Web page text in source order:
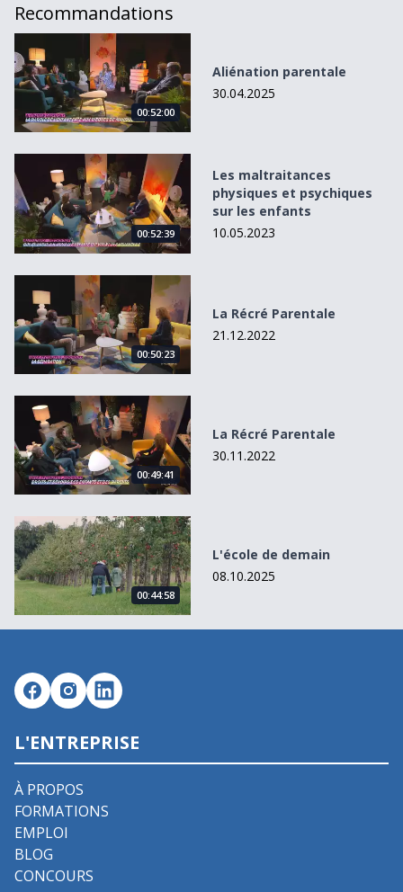
Recommandations
Aliénation parentale
00:52:00
Aliénation parentale
30.04.2025
Les maltraitances physiques et psychiques sur les enfants
00:52:39
Les maltraitances
physiques et psychiques
sur les enfants
10.05.2023
La Récré Parentale
00:50:23
La Récré Parentale
21.12.2022
La Récré Parentale
00:49:41
La Récré Parentale
30.11.2022
L&#039;école de demain
00:44:58
L'école de demain
08.10.2025
L'ENTREPRISE
À PROPOS
FORMATIONS
EMPLOI
BLOG
CONCOURS